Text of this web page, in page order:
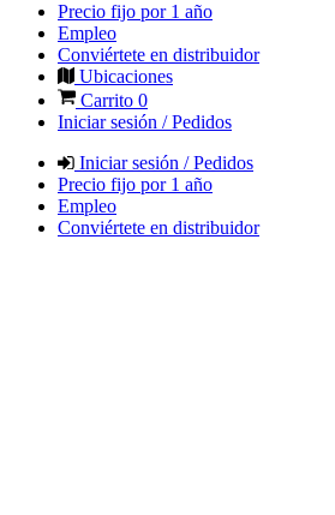
Precio fijo por 1 año
Empleo
Conviértete en distribuidor
Ubicaciones
Carrito 0
Iniciar sesión / Pedidos
Iniciar sesión / Pedidos
Precio fijo por 1 año
Empleo
Conviértete en distribuidor